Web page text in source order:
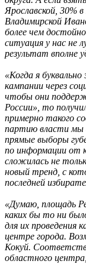
Ярославской, 30%
Владимирской
более чем
ситуация у нас не
результат вполне
«Когда я буквально
кампании через
чтобы они
России», то
примерно такого
партию власти мы
прямые выборы
по информации от
сложилась не
новый тренд, с
последней
«Думаю, площадь
каких бы то ни
для их проведения
центре города.
Кокуй.
областного